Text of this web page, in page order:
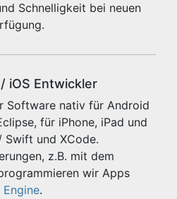
Schnelligkeit bei neuen
iOS Entwickler
Software nativ für Android
für iPhone, iPad und
und XCode.
z.B. mit dem
wir Apps
.